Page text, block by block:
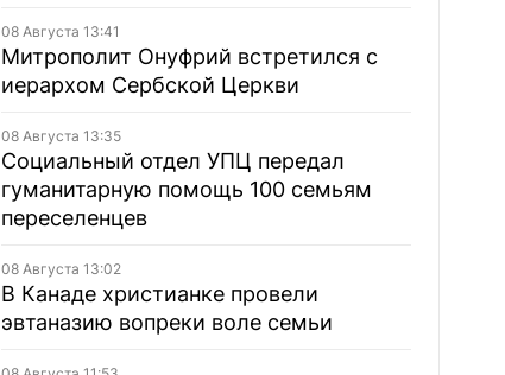
08 Августа 13:41
Митрополит Онуфрий встретился с
иерархом Сербской Церкви
08 Августа 13:35
Социальный отдел УПЦ передал
гуманитарную помощь 100 семьям
переселенцев
08 Августа 13:02
В Канаде христианке провели
эвтаназию вопреки воле семьи